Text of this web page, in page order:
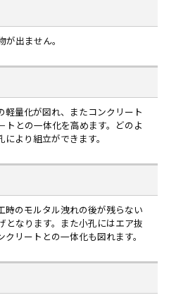
出ません。
軽量化が図れ、またコンクリート
トとの一体化を高めます。どのよ
より組立ができます。
時のモルタル洩れの後が残らない
となります。また小孔にはエア抜
リートとの一体化も図れます。